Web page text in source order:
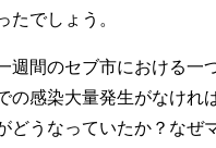
たでしょう。
週間のセブ市における一
の感染大量発生がなけれ
どうなっていたか？なぜ